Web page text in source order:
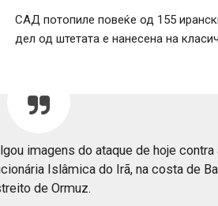
САД потопиле повеќе од 155
дел од штетата е нанесена на
imagens do ataque de hoje contra
Islâmica do Irã, na costa de
de Ormuz.